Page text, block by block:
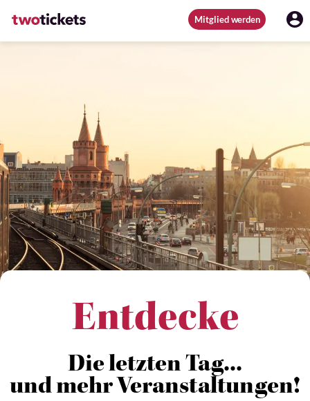
Mitglied werden
Entdecke
Die letzten Tag...
und mehr Veranstaltungen!